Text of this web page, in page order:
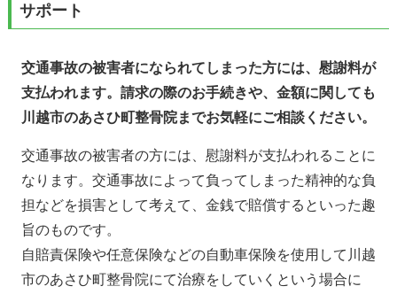
サポート
交通事故の被害者になられてしまった方には、慰謝料が
支払われます。請求の際のお手続きや、金額に関しても
川越市のあさひ町整骨院までお気軽にご相談ください。
交通事故の被害者の方には、慰謝料が支払われることに
なります。交通事故によって負ってしまった精神的な負
担などを損害として考えて、金銭で賠償するといった趣
旨のものです。
自賠責保険や任意保険などの自動車保険を使用して川越
市のあさひ町整骨院にて治療をしていくという場合に